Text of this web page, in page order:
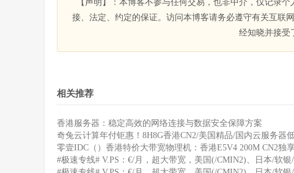
【声明】：本博客不参与任何交易，也非中介，仅记录
接、法定、约定的保证。访问本博客请务必遵守有关互联
经知晓并接受
相关推荐
香港服务器：稳定高效的网络连接与数据安全保障方案
奇兔云计算年付钜惠！8H8G香港CN2/美国精品/国内云服务器
零壹IDC（）香港特价大带宽物理机：香港E5V4 200M CN2独
#极速专线# V.PS：€/月，超大带宽，美国(/CMIN2)、日本/软